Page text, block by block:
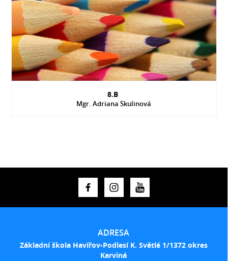
8.B
Mgr. Adriana Skulinová
ADRESA
Základní škola Havířov-Podlesí K. Světlé 1/1372 okres
Karviná